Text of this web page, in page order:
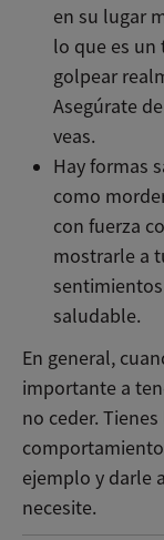
en su lugar
lo que es un
golpear
Asegúrate
veas.
Hay formas
como
con fuerza
mostrarle a
saludable.
En general,
importante a
no ceder.
ejemplo y darle
necesite.